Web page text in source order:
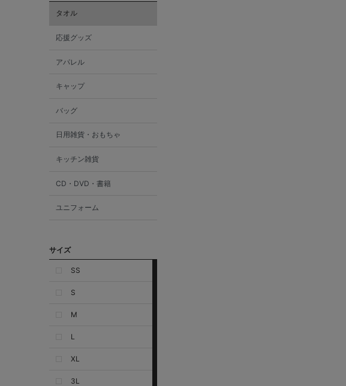
タオル
応援グッズ
アパレル
キャップ
バッグ
日用雑貨・おもちゃ
キッチン雑貨
CD・DVD・書籍
ユニフォーム
サイズ
SS
S
M
L
XL
3L